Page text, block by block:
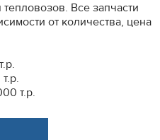
Все запчасти
от количества, цена
т.р.